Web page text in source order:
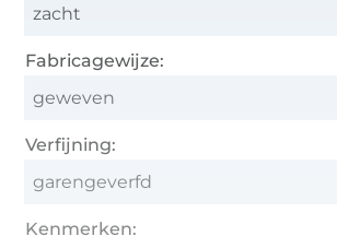
zacht
Fabricagewijze:
geweven
Verfijning:
garengeverfd
Kenmerken: